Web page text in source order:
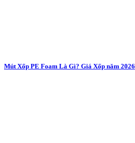
Mút Xốp PE Foam Là Gì? Giá Xốp năm 2026